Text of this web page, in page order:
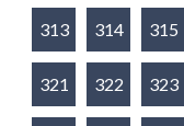
313 314 315
321 322 323